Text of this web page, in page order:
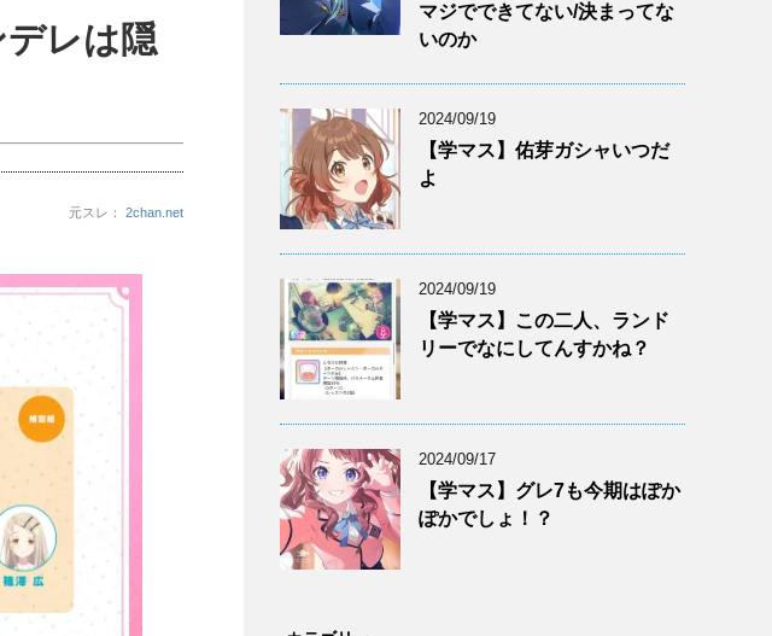
デレは隠
元スレ： 2chan.net
マジでできてない/決まってな
いのか
2024/09/19
【学マス】佑芽ガシャいつだ
よ
2024/09/19
【学マス】この二人、ランド
リーでなにしてんすかね？
2024/09/17
【学マス】グレ7も今期はぽか
ぽかでしょ！？